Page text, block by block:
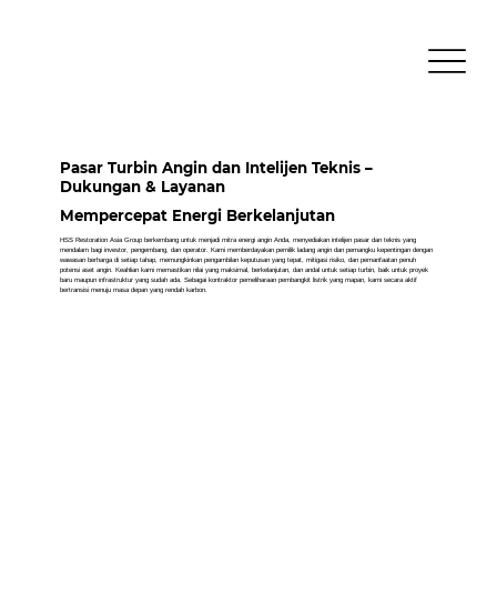
Pasar Turbin Angin dan Intelijen Teknis –
Dukungan & Layanan
Mempercepat Energi Berkelanjutan
HSS Restoration Asia Group berkembang untuk menjadi mitra energi angin Anda, menyediakan intelijen pasar dan teknis yang
mendalam bagi investor, pengembang, dan operator. Kami memberdayakan pemilik ladang angin dan pemangku kepentingan dengan
wawasan berharga di setiap tahap, memungkinkan pengambilan keputusan yang tepat, mitigasi risiko, dan pemanfaatan penuh
potensi aset angin. Keahlian kami memastikan nilai yang maksimal, berkelanjutan, dan andal untuk setiap turbin, baik untuk proyek
baru maupun infrastruktur yang sudah ada. Sebagai kontraktor pemeliharaan pembangkit listrik yang mapan, kami secara aktif
bertransisi menuju masa depan yang rendah karbon.